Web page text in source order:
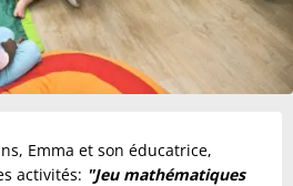
Emma et son éducatrice,
activités: "Jeu mathématiques